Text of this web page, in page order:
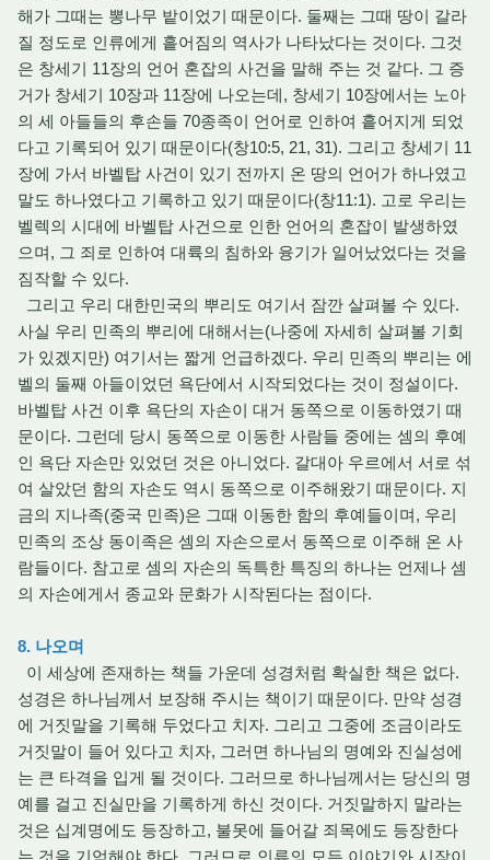
해가 그때는 뽕나무 밭이었기 때문이다. 둘째는 그때 땅이 갈라
질 정도로 인류에게 흩어짐의 역사가 나타났다는 것이다. 그것
은 창세기 11장의 언어 혼잡의 사건을 말해 주는 것 같다. 그 증
거가 창세기 10장과 11장에 나오는데, 창세기 10장에서는 노아
의 세 아들들의 후손들 70종족이 언어로 인하여 흩어지게 되었
다고 기록되어 있기 때문이다(창10:5, 21, 31). 그리고 창세기 11
장에 가서 바벨탑 사건이 있기 전까지 온 땅의 언어가 하나였고
말도 하나였다고 기록하고 있기 때문이다(창11:1). 고로 우리는
벨렉의 시대에 바벨탑 사건으로 인한 언어의 혼잡이 발생하였
으며, 그 죄로 인하여 대륙의 침하와 융기가 일어났었다는 것을
짐작할 수 있다.
그리고 우리 대한민국의 뿌리도 여기서 잠깐 살펴볼 수 있다.
사실 우리 민족의 뿌리에 대해서는(나중에 자세히 살펴볼 기회
가 있겠지만) 여기서는 짧게 언급하겠다. 우리 민족의 뿌리는 에
벨의 둘째 아들이었던 욕단에서 시작되었다는 것이 정설이다.
바벨탑 사건 이후 욕단의 자손이 대거 동쪽으로 이동하였기 때
문이다. 그런데 당시 동쪽으로 이동한 사람들 중에는 셈의 후예
인 욕단 자손만 있었던 것은 아니었다. 갈대아 우르에서 서로 섞
여 살았던 함의 자손도 역시 동쪽으로 이주해왔기 때문이다. 지
금의 지나족(중국 민족)은 그때 이동한 함의 후예들이며, 우리
민족의 조상 동이족은 셈의 자손으로서 동쪽으로 이주해 온 사
람들이다. 참고로 셈의 자손의 독특한 특징의 하나는 언제나 셈
의 자손에게서 종교와 문화가 시작된다는 점이다.
8. 나오며
이 세상에 존재하는 책들 가운데 성경처럼 확실한 책은 없다.
성경은 하나님께서 보장해 주시는 책이기 때문이다. 만약 성경
에 거짓말을 기록해 두었다고 치자. 그리고 그중에 조금이라도
거짓말이 들어 있다고 치자, 그러면 하나님의 명예와 진실성에
는 큰 타격을 입게 될 것이다. 그러므로 하나님께서는 당신의 명
예를 걸고 진실만을 기록하게 하신 것이다. 거짓말하지 말라는
것은 십계명에도 등장하고, 불못에 들어갈 죄목에도 등장한다
는 것을 기억해야 한다. 그러므로 인류의 모든 이야기와 시작이